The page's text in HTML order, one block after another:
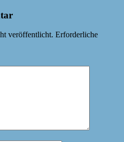
veröffentlicht. Erforderliche